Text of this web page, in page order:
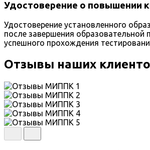
Удостоверение о повышении
Удостоверение установленного
после завершения образовательной
успешного прохождения
Отзывы наших